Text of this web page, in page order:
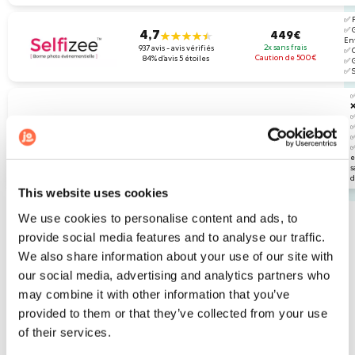
This website uses cookies
We use cookies to personalise content and ads, to
provide social media features and to analyse our traffic.
We also share information about your use of our site with
our social media, advertising and analytics partners who
may combine it with other information that you’ve
provided to them or that they’ve collected from your use
of their services.
4,7
937 avis - avis vérifiés
84% d’avis 5 étoiles
449€
2x sans frais
Caution de 500€
✅
✅
✅
✅
✅
490€
2x sans frais
(i) avis vérifiés : seuls les clients peuvent laisser un avis sur la
marque
avis non vérifiés : tout le monde peut laisser un avis sur la marque
Voir l’étude complète
Comparatif photobooth :